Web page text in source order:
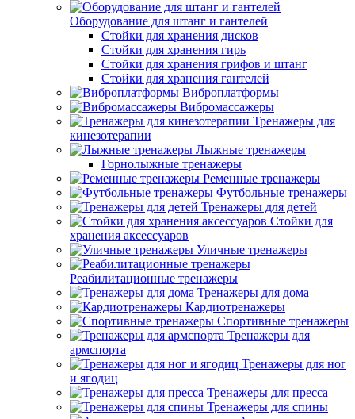
Оборудование для штанг и гантелей
Стойки для хранения дисков
Стойки для хранения гирь
Стойки для хранения грифов и штанг
Стойки для хранения гантелей
Виброплатформы
Вибромассажеры
Тренажеры для
кинезотерапии
Лыжные тренажеры
Горнолыжные тренажеры
Ременные тренажеры
Футбольные тренажеры
Тренажеры для детей
Стойки для
хранения аксессуаров
Уличные тренажеры
Реабилитационные тренажеры
Тренажеры для дома
Кардиотренажеры
Спортивные тренажеры
Тренажеры для
армспорта
Тренажеры для ног
и ягодиц
Тренажеры для пресса
Тренажеры для спины